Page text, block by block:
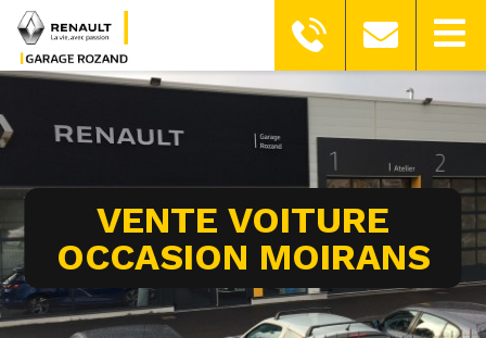
VENTE VOITURE
OCCASION MOIRANS